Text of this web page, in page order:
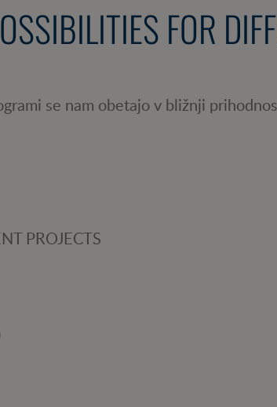
FOR
se nam obetajo v bližnji
PROJECTS